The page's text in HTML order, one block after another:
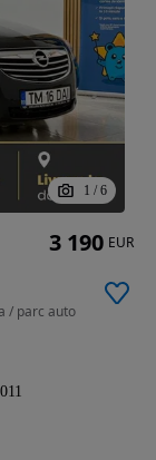
1 / 6
/ parc auto
3 190 EUR